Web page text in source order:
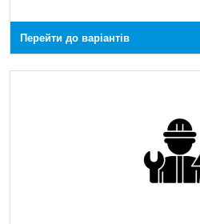
Перейти до варіантів